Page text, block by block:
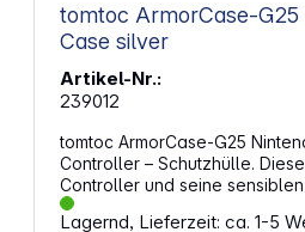
tomtoc ArmorCase-G25 NS2 Controller
Case silver
Artikel-Nr.:
239012
tomtoc ArmorCase‑G25
Controller – Schutzhülle.
Controller und seine
Schäden. Die kompakte Form
Verstauen im Rucksack und
Lagernd, Lieferzeit: ca. 1-5